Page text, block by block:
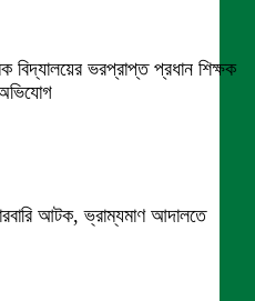
বিদ্যালয়ের ভরপ্রাপ্ত প্রধান শিক্ষক
আটক, ভ্রাম্যমাণ আদালতে